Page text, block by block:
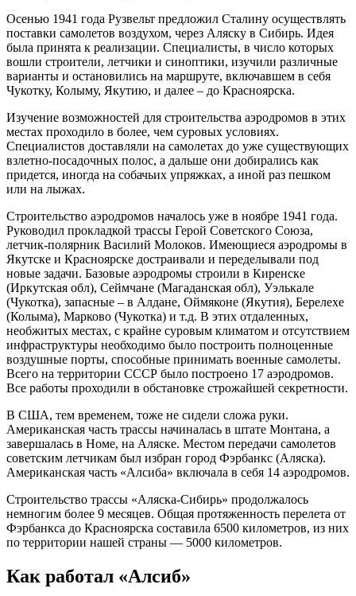
Осенью 1941 года Рузвельт предложил Сталину осуществлять
поставки самолетов воздухом, через Аляску в Сибирь. Идея
была принята к реализации. Специалисты, в число которых
вошли строители, летчики и синоптики, изучили различные
варианты и остановились на маршруте, включавшем в себя
Чукотку, Колыму, Якутию, и далее – до Красноярска.
Изучение возможностей для строительства аэродромов в этих
местах проходило в более, чем суровых условиях.
Специалистов доставляли на самолетах до уже существующих
взлетно-посадочных полос, а дальше они добирались как
придется, иногда на собачьих упряжках, а иной раз пешком
или на лыжах.
Строительство аэродромов началось уже в ноябре 1941 года.
Руководил прокладкой трассы Герой Советского Союза,
летчик-полярник Василий Молоков. Имеющиеся аэродромы в
Якутске и Красноярске достраивали и переделывали под
новые задачи. Базовые аэродромы строили в Киренске
(Иркутская обл), Сеймчане (Магаданская обл), Уэлькале
(Чукотка), запасные – в Алдане, Оймяконе (Якутия), Берелехе
(Колыма), Марково (Чукотка) и т.д. В этих отдаленных,
необжитых местах, с крайне суровым климатом и отсутствием
инфраструктуры необходимо было построить полноценные
воздушные порты, способные принимать военные самолеты.
Всего на территории СССР было построено 17 аэродромов.
Все работы проходили в обстановке строжайшей секретности.
В США, тем временем, тоже не сидели сложа руки.
Американская часть трассы начиналась в штате Монтана, а
завершалась в Номе, на Аляске. Местом передачи самолетов
советским летчикам был избран город Фэрбанкс (Аляска).
Американская часть «Алсиба» включала в себя 14 аэродромов.
Строительство трассы «Аляска-Сибирь» продолжалось
немногим более 9 месяцев. Общая протяженность перелета от
Фэрбанкса до Красноярска составила 6500 километров, из них
по территории нашей страны — 5000 километров.
Как работал «Алсиб»